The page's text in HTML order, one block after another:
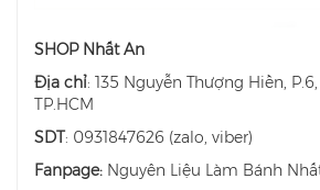
SHOP Nhất An
Địa chỉ: 135 Nguyễn Thượng Hiền,
TP.HCM
SDT: 0931847626 (zalo, viber)
Fanpage: Nguyên Liệu Làm Bánh